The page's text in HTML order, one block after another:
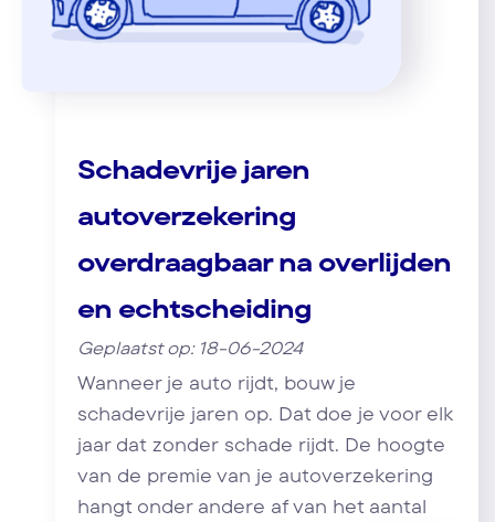
Schadevrije jaren
autoverzekering
overdraagbaar na overlijden
en echtscheiding
Geplaatst op: 18-06-2024
Wanneer je auto rijdt, bouw je
schadevrije jaren op. Dat doe je voor elk
jaar dat zonder schade rijdt. De hoogte
van de premie van je autoverzekering
hangt onder andere af van het aantal